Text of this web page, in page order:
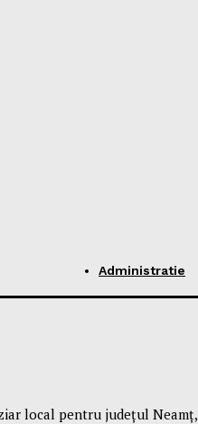
Administratie
local pentru județul Neamț,